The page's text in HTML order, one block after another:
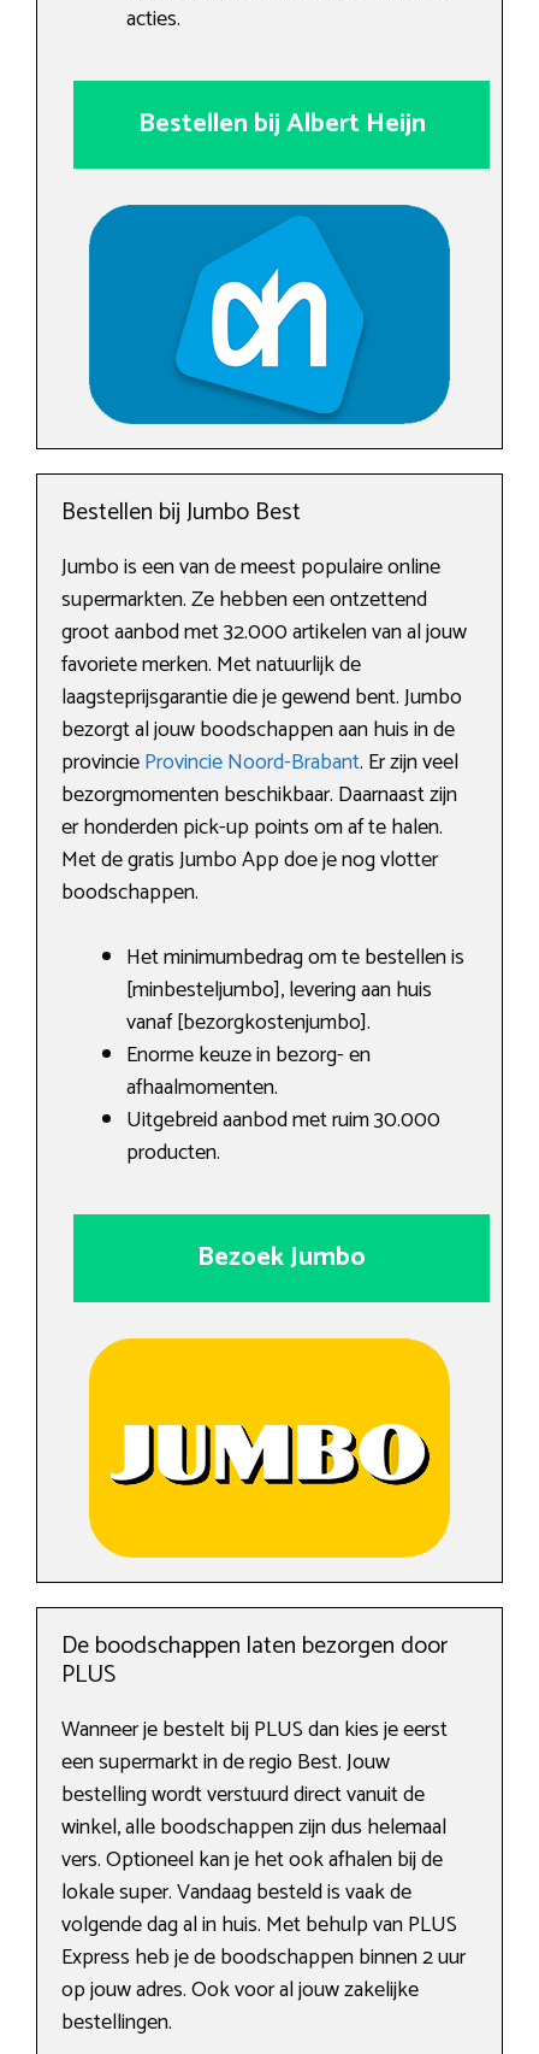
acties.
Bestellen bij Albert Heijn
Bestellen bij Jumbo Best
Jumbo is een van de meest populaire online
supermarkten. Ze hebben een ontzettend
groot aanbod met 32.000 artikelen van al jouw
favoriete merken. Met natuurlijk de
laagsteprijsgarantie die je gewend bent. Jumbo
bezorgt al jouw boodschappen aan huis in de
provincieProvincie Noord-Brabant. Er zijn veel
bezorgmomenten beschikbaar. Daarnaast zijn
er honderden pick-up points om af te halen.
Met de gratis Jumbo App doe je nog vlotter
boodschappen.
Het minimumbedrag om te bestellen is
[minbesteljumbo], levering aan huis
vanaf [bezorgkostenjumbo].
Enorme keuze in bezorg- en
afhaalmomenten.
Uitgebreid aanbod met ruim 30.000
producten.
Bezoek Jumbo
De boodschappen laten bezorgen door
PLUS
Wanneer je bestelt bij PLUS dan kies je eerst
een supermarkt in de regio Best. Jouw
bestelling wordt verstuurd direct vanuit de
winkel, alle boodschappen zijn dus helemaal
vers. Optioneel kan je het ook afhalen bij de
lokale super. Vandaag besteld is vaak de
volgende dag al in huis. Met behulp van PLUS
Express heb je de boodschappen binnen 2 uur
op jouw adres. Ook voor al jouw zakelijke
bestellingen.